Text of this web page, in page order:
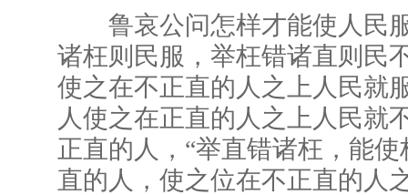
鲁哀公问怎样才能使人民服
诸枉则民服，举枉错诸直则民
使之在不正直的人之上人民就
人使之在正直的人之上人民就
正直的人，“举直错诸枉，能
直的人，使之位在不正直的人